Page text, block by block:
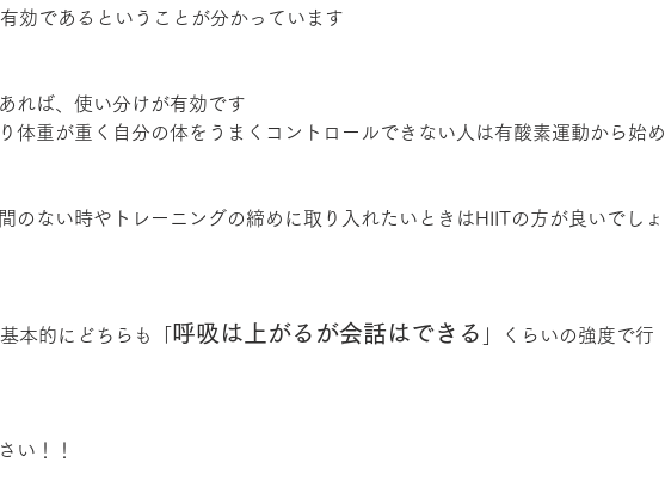
効であるということが分かっています
れば、使い分けが有効です
体重が重く自分の体をうまくコントロールできない人は有酸素運動から始め
のない時やトレーニングの締めに取り入れたいときはHIITの方が良いでしょ
本的にどちらも「 呼吸は上がるが会話はできる
」くらいの強度で行
い！！